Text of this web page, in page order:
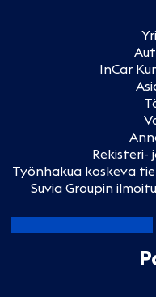
InCar
Rekisteri-
Työnhakua koskeva
Suvia Groupin